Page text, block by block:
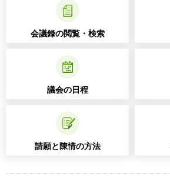
会議録の閲覧・検索
議会の日程
請願と陳情の方法